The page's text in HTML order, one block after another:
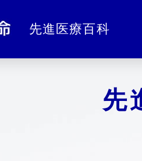
先進医療百科
先